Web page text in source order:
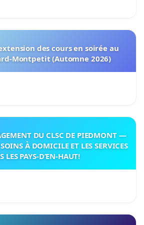
des cours en soirée au
Montpetit (Automne 2026)
DU CLSC DE PIEDMONT —
À DOMICILE ET LES SERVICES
LES PAYS-D’EN-HAUT!